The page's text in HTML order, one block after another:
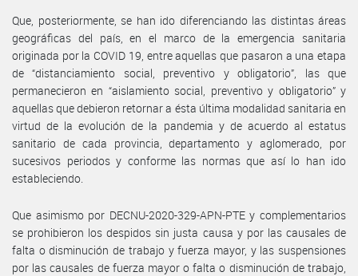
Que, posteriormente, se han ido diferenciando las distintas áreas
geográficas del país, en el marco de la emergencia sanitaria
originada por la COVID 19, entre aquellas que pasaron a una etapa
de “distanciamiento social, preventivo y obligatorio”, las que
permanecieron en “aislamiento social, preventivo y obligatorio” y
aquellas que debieron retornar a ésta última modalidad sanitaria en
virtud de la evolución de la pandemia y de acuerdo al estatus
sanitario de cada provincia, departamento y aglomerado, por
sucesivos periodos y conforme las normas que así lo han ido
estableciendo.
Que asimismo por DECNU-2020-329-APN-PTE y complementarios
se prohibieron los despidos sin justa causa y por las causales de
falta o disminución de trabajo y fuerza mayor, y las suspensiones
por las causales de fuerza mayor o falta o disminución de trabajo,